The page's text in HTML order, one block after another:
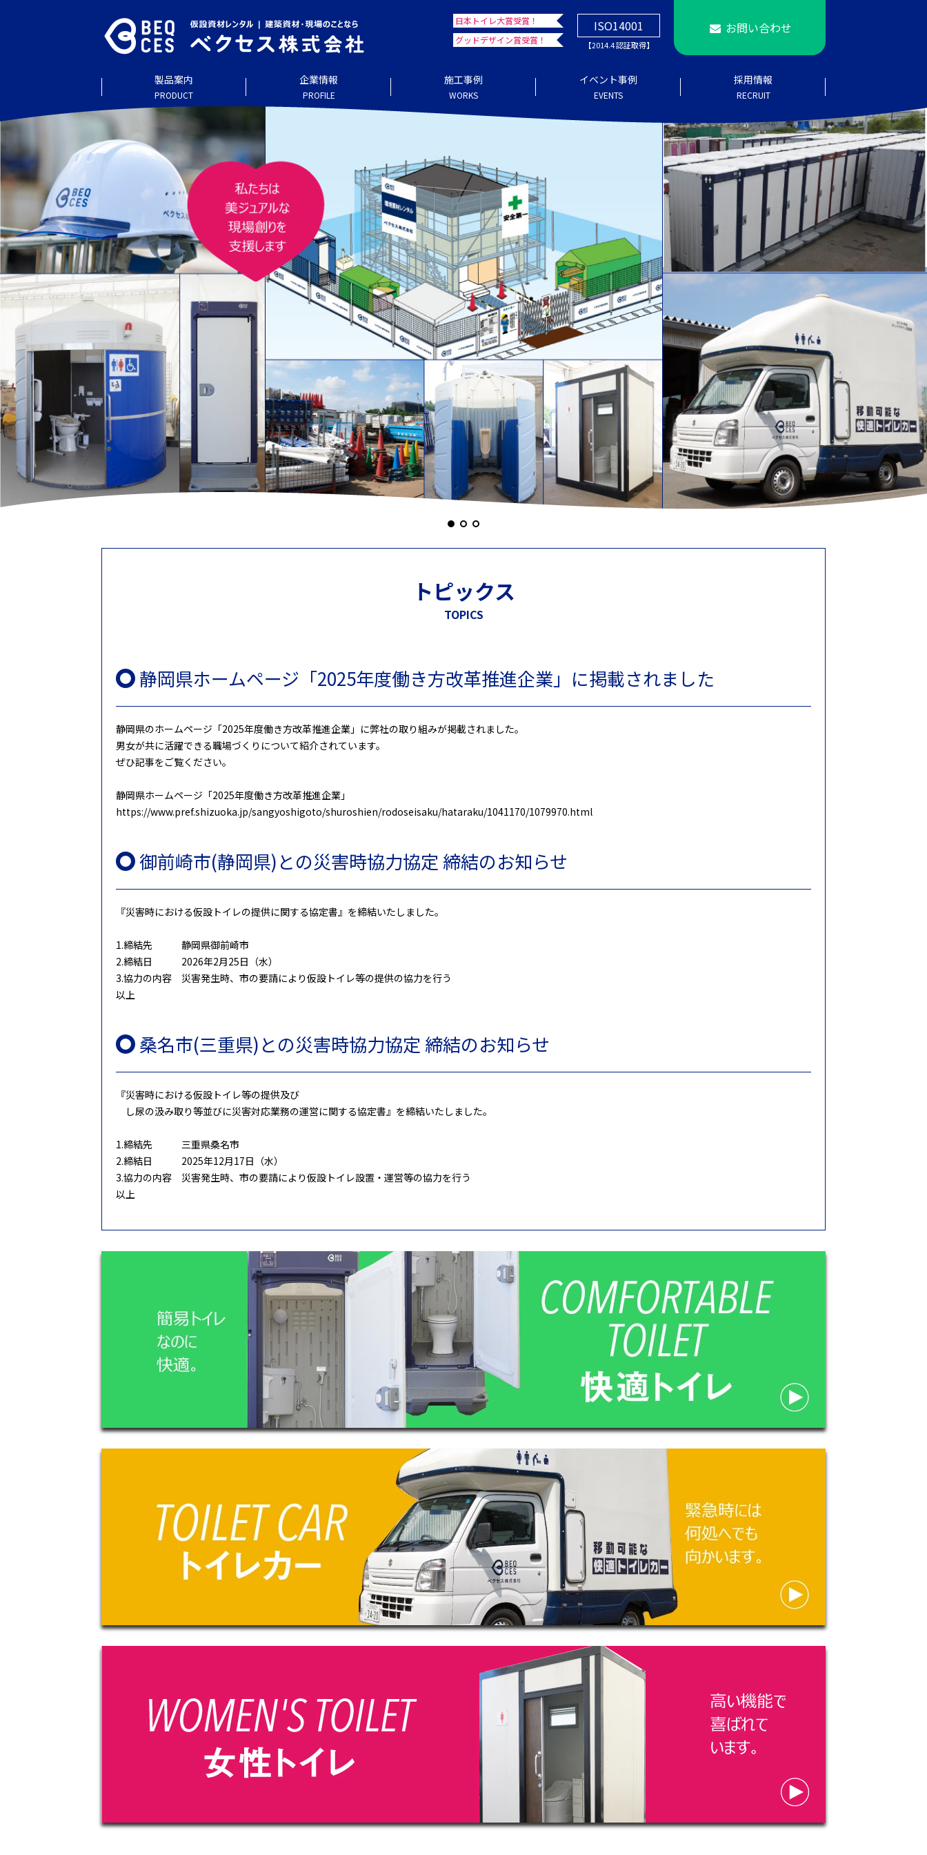
日本トイレ大賞受賞！
グッドデザイン賞受賞！
ISO14001
【2014.4 認証取得】
お問い合わせ
製品案内
PRODUCT
企業情報
PROFILE
施工事例
WORKS
イベント事例
EVENTS
採用情報
RECRUIT
トピックス
TOPICS
静岡県ホームページ「2025年度働き方改革推進企業」に掲載されました
静岡県のホームページ「2025年度働き方改革推進企業」に弊社の取り組みが掲載されました。
男女が共に活躍できる職場づくりについて紹介されています。
ぜひ記事をご覧ください。
静岡県ホームページ「2025年度働き方改革推進企業」
https://www.pref.shizuoka.jp/sangyoshigoto/shuroshien/rodoseisaku/hataraku/1041170/1079970.html
御前崎市(静岡県)との災害時協力協定 締結のお知らせ
『災害時における仮設トイレの提供に関する協定書』を締結いたしました。
1.締結先 静岡県御前崎市
2.締結日 2026年2月25日（水）
3.協力の内容 災害発生時、市の要請により仮設トイレ等の提供の協力を行う
以上
桑名市(三重県)との災害時協力協定 締結のお知らせ
『災害時における仮設トイレ等の提供及び
し尿の汲み取り等並びに災害対応業務の運営に関する協定書』を締結いたしました。
1.締結先 三重県桑名市
2.締結日 2025年12月17日（水）
3.協力の内容 災害発生時、市の要請により仮設トイレ設置・運営等の協力を行う
以上